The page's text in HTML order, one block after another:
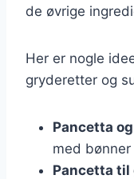
de øvrige
Her er nogle
gryderetter og
Pancetta
med
Pancetta